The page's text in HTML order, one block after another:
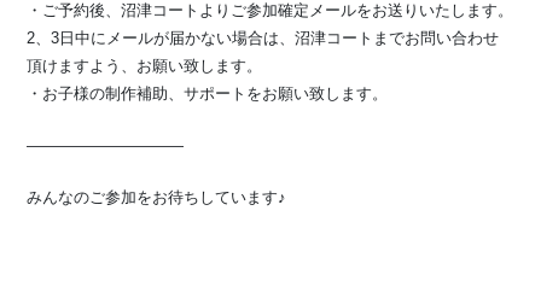
・ご予約後、沼津コートよりご参加確定メールをお送りいたします。
2、3日中にメールが届かない場合は、沼津コートまでお問い合わせ
頂けますよう、お願い致します。
・お子様の制作補助、サポートをお願い致します。
⁡——————————
みんなのご参加をお待ちしています♪